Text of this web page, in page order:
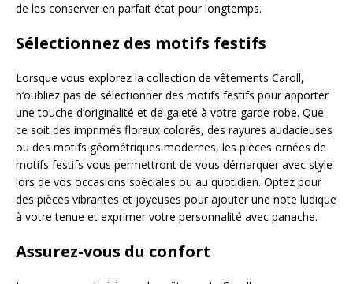
de les conserver en parfait état pour longtemps.
Sélectionnez des motifs festifs
Lorsque vous explorez la collection de vêtements Caroll,
n’oubliez pas de sélectionner des motifs festifs pour apporter
une touche d’originalité et de gaieté à votre garde-robe. Que
ce soit des imprimés floraux colorés, des rayures audacieuses
ou des motifs géométriques modernes, les pièces ornées de
motifs festifs vous permettront de vous démarquer avec style
lors de vos occasions spéciales ou au quotidien. Optez pour
des pièces vibrantes et joyeuses pour ajouter une note ludique
à votre tenue et exprimer votre personnalité avec panache.
Assurez-vous du confort